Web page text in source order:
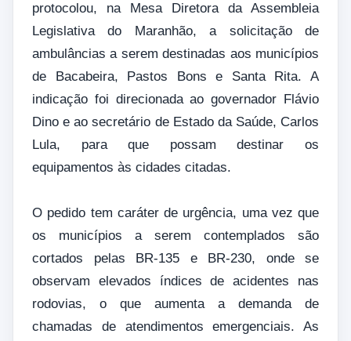
protocolou, na Mesa Diretora da Assembleia
Legislativa do Maranhão, a solicitação de
ambulâncias a serem destinadas aos municípios
de Bacabeira, Pastos Bons e Santa Rita. A
indicação foi direcionada ao governador Flávio
Dino e ao secretário de Estado da Saúde, Carlos
Lula, para que possam destinar os
equipamentos às cidades citadas.
O pedido tem caráter de urgência, uma vez que
os municípios a serem contemplados são
cortados pelas BR-135 e BR-230, onde se
observam elevados índices de acidentes nas
rodovias, o que aumenta a demanda de
chamadas de atendimentos emergenciais. As